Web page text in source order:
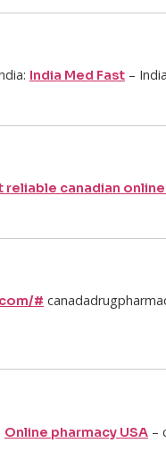
India Med Fast –
reliable canadian
#
Online pharmacy USA –